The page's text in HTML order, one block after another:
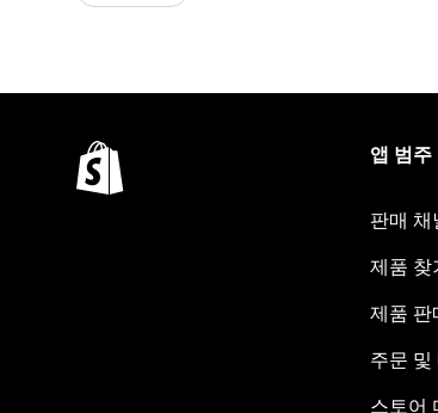
앱 범주
판매 채
제품 찾
제품 판
주문 및
스토어